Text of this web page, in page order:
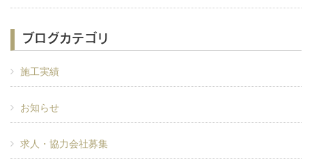
ブログカテゴリ
施工実績
お知らせ
求人・協力会社募集